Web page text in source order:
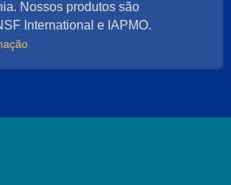
Nossos produtos são
International e IAPMO.